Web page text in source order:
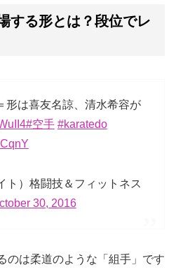
する形とは？段位でレ
形は喜友名諒、清水希容が
#空手 #karatedo
）格闘技＆フィットネス
30, 2016
のは柔道のような「組手」です